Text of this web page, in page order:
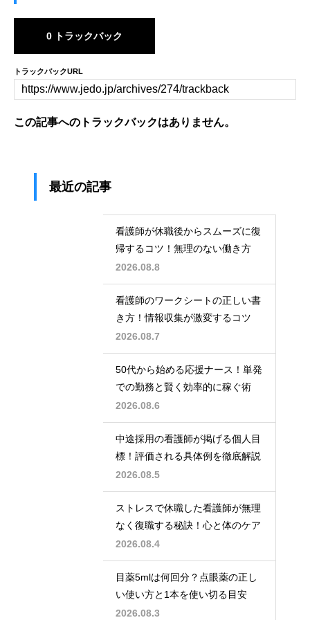
0 トラックバック
トラックバックURL
この記事へのトラックバックはありません。
最近の記事
看護師が休職後からスムーズに復
帰するコツ！無理のない働き方
2026.08.8
看護師のワークシートの正しい書
き方！情報収集が激変するコツ
2026.08.7
50代から始める応援ナース！単発
での勤務と賢く効率的に稼ぐ術
2026.08.6
中途採用の看護師が掲げる個人目
標！評価される具体例を徹底解説
2026.08.5
ストレスで休職した看護師が無理
なく復職する秘訣！心と体のケア
2026.08.4
目薬5mlは何回分？点眼薬の正し
い使い方と1本を使い切る目安
2026.08.3